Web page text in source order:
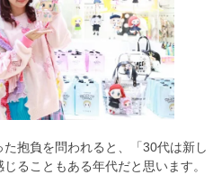
抱負を問われると、「30代は新し
ることもある年代だと思います。